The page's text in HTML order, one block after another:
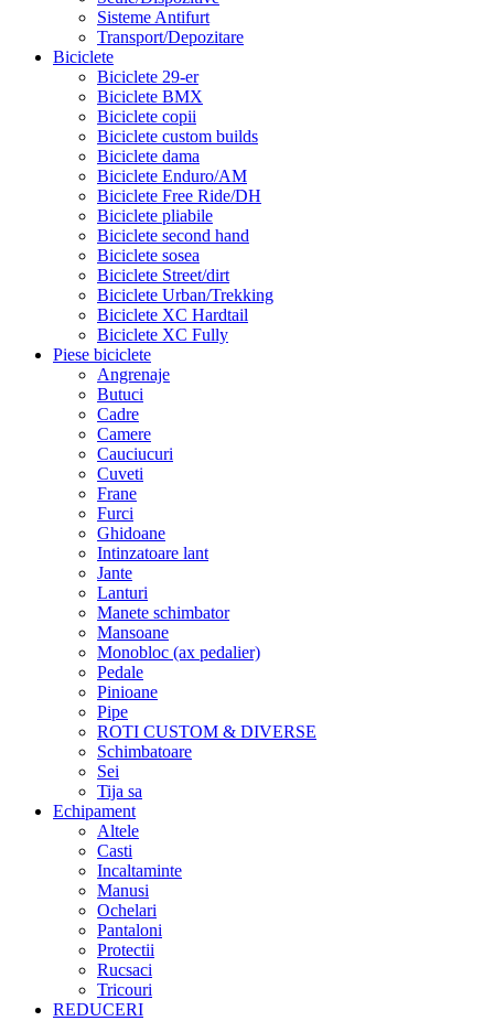
Sisteme Antifurt
Transport/Depozitare
Biciclete
Biciclete 29-er
Biciclete BMX
Biciclete copii
Biciclete custom builds
Biciclete dama
Biciclete Enduro/AM
Biciclete Free Ride/DH
Biciclete pliabile
Biciclete second hand
Biciclete sosea
Biciclete Street/dirt
Biciclete Urban/Trekking
Biciclete XC Hardtail
Biciclete XC Fully
Piese biciclete
Angrenaje
Butuci
Cadre
Camere
Cauciucuri
Cuveti
Frane
Furci
Ghidoane
Intinzatoare lant
Jante
Lanturi
Manete schimbator
Mansoane
Monobloc (ax pedalier)
Pedale
Pinioane
Pipe
ROTI CUSTOM & DIVERSE
Schimbatoare
Sei
Tija sa
Echipament
Altele
Casti
Incaltaminte
Manusi
Ochelari
Pantaloni
Protectii
Rucsaci
Tricouri
REDUCERI